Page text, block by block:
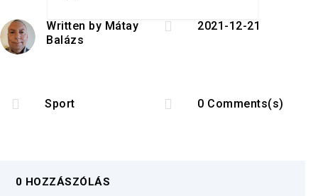
Written by Mátay
Balázs
 2021-12-21
 Sport  0 Comments(s)
0 HOZZÁSZÓLÁS